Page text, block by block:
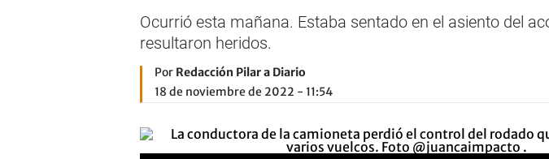
Ocurrió esta mañana. Estaba sentado en el asiento del
resultaron heridos.
Por Redacción Pilar a Diario
18 de noviembre de 2022 - 11:54